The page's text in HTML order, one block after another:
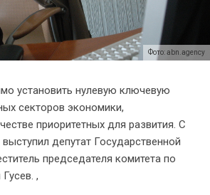
Фото: abn.agency
установить нулевую ключевую
секторов экономики,
приоритетных для развития. С
депутат Государственной
председателя комитета по
,